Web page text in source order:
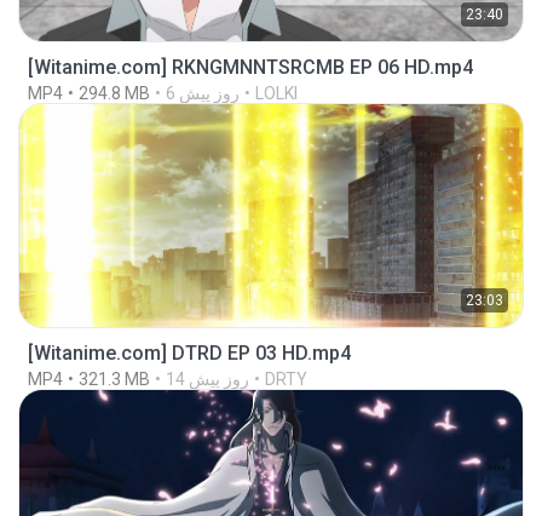
23:40
[Witanime.com] RKNGMNNTSRCMB EP 06 HD.mp4
MP4 294.8 MB 6 روز پیش LOLKI
23:03
[Witanime.com] DTRD EP 03 HD.mp4
MP4 321.3 MB 14 روز پیش DRTY